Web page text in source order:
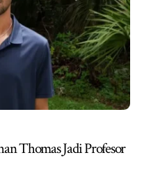
Thomas Jadi Profesor